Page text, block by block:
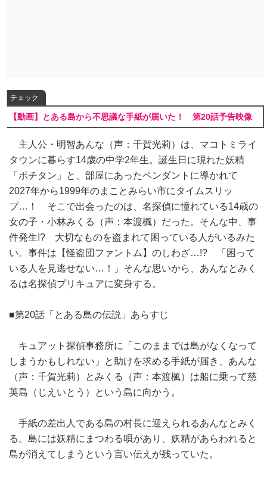
チェック
【動画】とある島から不思議な手紙が届いた！ 第20話予告映像
主人公・明智あんな（声：千賀光莉）は、マコトミライ
タウンに暮らす14歳の中学2年生。誕生日に現れた妖精
「ポチタン」と、部屋にあったペンダントに導かれて
2027年から1999年のまことみらい市にタイムスリッ
プ…！ そこで出会ったのは、名探偵に憧れている14歳の
女の子・小林みくる（声：本渡楓）だった。そんな中、事
件発生!? 大切なものを盗まれて困っている人がいるみた
い。事件は【怪盗団ファントム】のしわざ…!? 「困って
いる人を見逃せない…！」そんな思いから、あんなとみく
るは名探偵プリキュアに変身する。
■第20話「とある島の伝説」あらすじ
キュアット探偵事務所に「このままでは島がなくなって
しまうかもしれない」と助けを求める手紙が届き、あんな
（声：千賀光莉）とみくる（声：本渡楓）は船に乗って慈
英島（じえいとう）という島に向かう。
手紙の差出人である島の村長に迎えられるあんなとみく
る。島には妖精にまつわる唄があり、妖精があらわれると
島が消えてしまうという言い伝えが残っていた。